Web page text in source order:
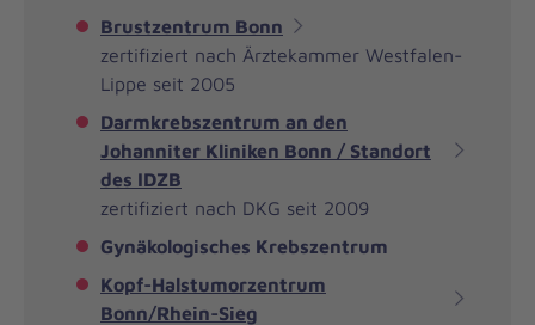
Brustzentrum Bonn
zertifiziert nach Ärztekammer Westfalen-
Lippe seit 2005
Darmkrebszentrum an den
Johanniter Kliniken Bonn / Standort
des IDZB
zertifiziert nach DKG seit 2009
Gynäkologisches Krebszentrum
Kopf-Halstumorzentrum
Bonn/Rhein-Sieg